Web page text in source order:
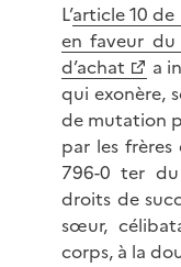
L’article 10 de
en faveur
d’achat
a
qui exonère,
de mutation
par les
796-0 ter
droits de
sœur,
corps, à la